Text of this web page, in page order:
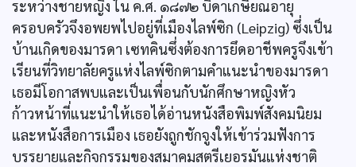
ระหว่างชายหญิง ใน ค.ศ. ๑๘๗๒ บิดาเกษียณอายุ
ครอบครัวจึงอพยพไปอยู่ที่เมืองไลพ์ซิก (Leipzig) ซึ่งเป็น
บ้านเกิดของมารดา เซทคินซึ่งต้องการยึดอาชีพครูจึงเข้า
เรียนที่วิทยาลัยครูแห่งไลพ์ซิกตามคำแนะนำของมารดา
เธอมีโอกาสพบและเป็นเพื่อนกับนักศึกษาหญิงหัว
ก้าวหน้าที่แนะนำให้เธอได้อ่านหนังสือพิมพ์สังคมนิยม
และหนังสือการเมือง เธอยังถูกชักจูงให้เข้าร่วมฟังการ
บรรยายและกิจกรรมของสมาคมสตรีเยอรมันแห่งชาติ